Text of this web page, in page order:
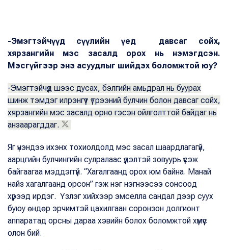
-Эмэгтэйчүүд сүүлийн үед давсаг сойх,
хярзангийн мэс засалд орох нь нэмэгдсэн.
Мэсгүйгээр энэ асуудлыг шийдэх боломжтой юу?
-Эмэгтэйчүүд шээс дусах, бэлгийн амьдрал нь буурах
шинж тэмдэг илрэнгүүт үтрээний булчин болон давсаг сойх,
хярзангийн мэс засалд орно гэсэн ойлголттой байдаг нь
анзаарагддаг.
Яг үнэндээ ихэнх тохиолдолд мэс засал шаардлагагүй,
аарцгийн булчингийн сулралаас үүдэлтэй зовуурь үүсэж
байгаагаа мэддэггүй. “Хагалгаанд орох юм байна. Манай
найз хагалгаанд орсон” гэж нэг нэгнээсээ сонсоод
хүрээд ирдэг. Үзлэг хийхээр эмселла сандал дээр суух
буюу өндөр эрчимтэй цахилгаан соронзон долгионт
аппаратад орсны дараа хэвийн болох боломжтой хүмүүс
олон бий.